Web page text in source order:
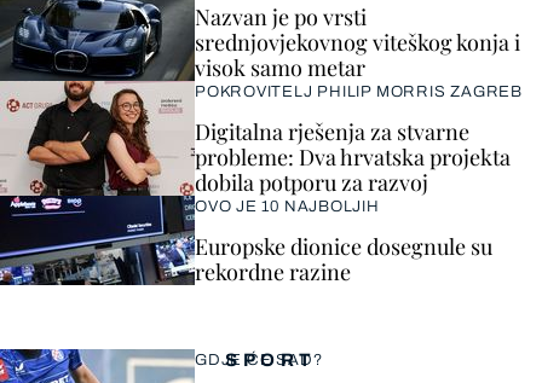
SPORT
GDJE ĆE SAD?
Nazvan je po vrsti
srednjovjekovnog viteškog konja i
visok samo metar
POKROVITELJ PHILIP MORRIS ZAGREB
Digitalna rješenja za stvarne
probleme: Dva hrvatska projekta
dobila potporu za razvoj
OVO JE 10 NAJBOLJIH
Europske dionice dosegnule su
rekordne razine